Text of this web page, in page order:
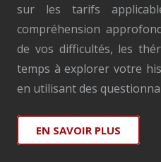
sur les tarifs
compréhension
de vos difficultés, les
temps à explorer votre
en utilisant des
EN SAVOIR PLUS